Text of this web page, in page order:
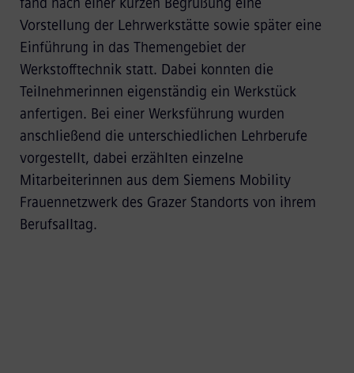
Vorstellung der Lehrwerkstätte sowie später eine
Einführung in das Themengebiet der
Werkstofftechnik statt. Dabei konnten die
Teilnehmerinnen eigenständig ein Werkstück
anfertigen. Bei einer Werksführung wurden
anschließend die unterschiedlichen Lehrberufe
vorgestellt, dabei erzählten einzelne
Mitarbeiterinnen aus dem Siemens Mobility
Frauennetzwerk des Grazer Standorts von ihrem
Berufsalltag.